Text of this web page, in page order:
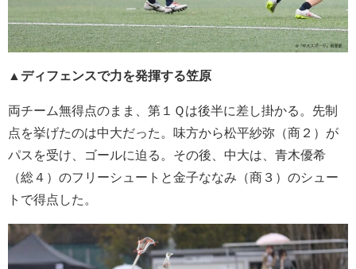
▲ディフェンスで力を発揮する笠原
両チーム無得点のまま、第１Ｑは後半に差し掛かる。先制
点を挙げたのは中大だった。味方から松平紗弥（商２）が
パスを受け、ゴールに迫る。その後、中大は、青木優希
（総４）のフリーシュートと金子ななみ（商３）のシュー
トで得点した。